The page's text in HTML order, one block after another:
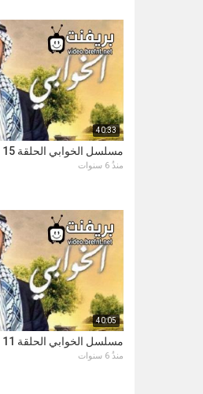
40:33
مسلسل الخوابي الحلقة 15 الخامسة عشر - HD
منذُ 6 سنوات
40:05
مسلسل الخوابي الحلقة 11 الحادية عشر - HD
منذُ 6 سنوات